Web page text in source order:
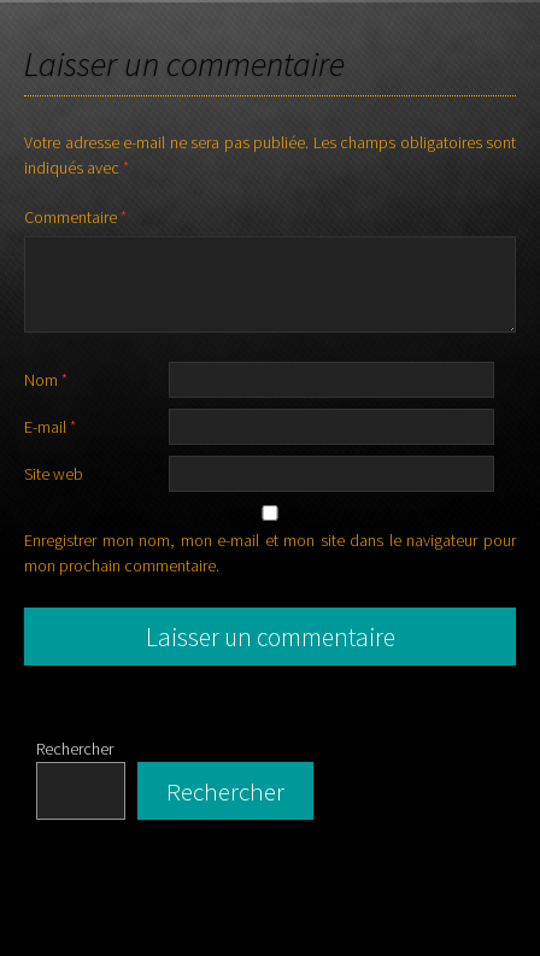
ARTICLES
Laisser un commentaire
Votre adresse e-mail ne sera pas publiée. Les champs obligatoires sont
indiqués avec *
Commentaire*
Nom *
E-mail*
Site web
Enregistrer mon nom, mon e-mail et mon site dans le navigateur pour
mon prochain commentaire.
Rechercher
Rechercher